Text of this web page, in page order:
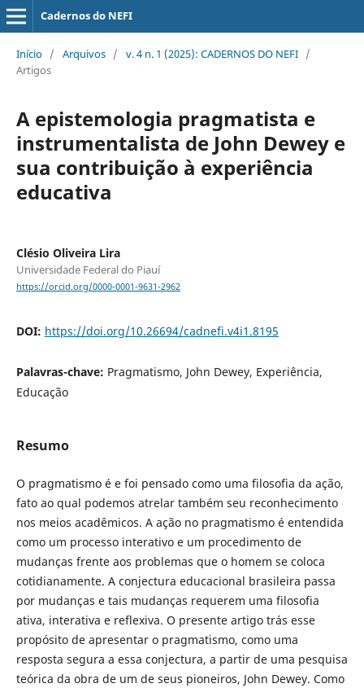
Cadernos do NEFI
Início / Arquivos / v. 4 n. 1 (2025): CADERNOS DO NEFI /
Artigos
A epistemologia pragmatista e
instrumentalista de John Dewey e
sua contribuição à experiência
educativa
Clésio Oliveira Lira
Universidade Federal do Piauí
https://orcid.org/0000-0001-9631-2962
DOI: https://doi.org/10.26694/cadnefi.v4i1.8195
Palavras-chave: Pragmatismo, John Dewey, Experiência,
Educação
Resumo
O pragmatismo é e foi pensado como uma filosofia da ação,
fato ao qual podemos atrelar também seu reconhecimento
nos meios acadêmicos. A ação no pragmatismo é entendida
como um processo interativo e um procedimento de
mudanças frente aos problemas que o homem se coloca
cotidianamente. A conjectura educacional brasileira passa
por mudanças e tais mudanças requerem uma filosofia
ativa, interativa e reflexiva. O presente artigo trás esse
propósito de apresentar o pragmatismo, como uma
resposta segura a essa conjectura, a partir de uma pesquisa
teórica da obra de um de seus pioneiros, John Dewey. Como